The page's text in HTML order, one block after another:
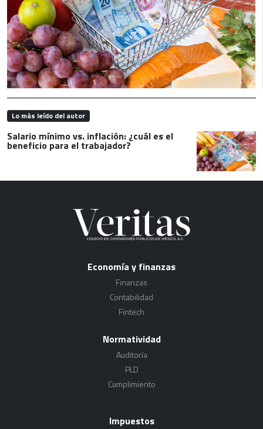
Lo más leído del autor
Salario mínimo vs. inflación: ¿cuál es el
beneficio para el trabajador?
Economía y finanzas
Finanzas
Contabilidad
Fintech
Normatividad
Auditoría
PLD
Cumplimiento
Impuestos